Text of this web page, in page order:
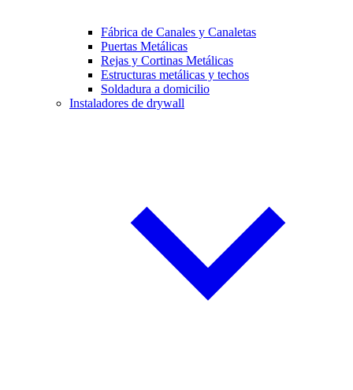
Fábrica de Canales y Canaletas
Puertas Metálicas
Rejas y Cortinas Metálicas
Estructuras metálicas y techos
Soldadura a domicilio
Instaladores de drywall